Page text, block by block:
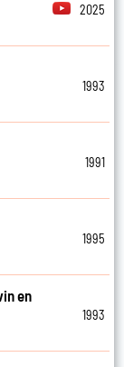
2025
1993
1991
1995
en
1993